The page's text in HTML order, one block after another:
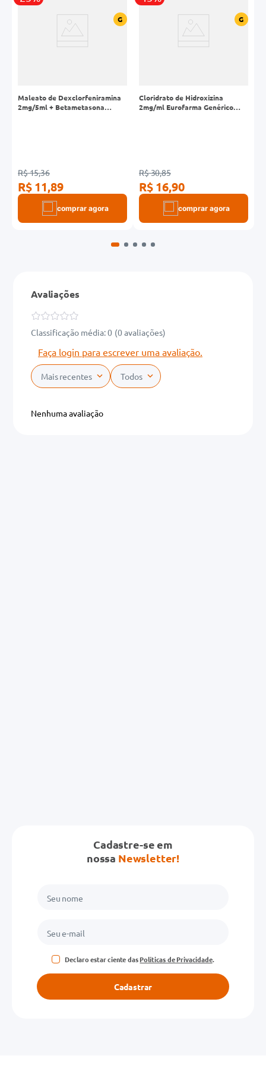
G
Maleato de Dexclorfeniramina
2mg/5ml + Betametasona
R$ 15,36
R$ 11,89
comprar agora
G
Cloridrato de Hidroxizina
2mg/ml Eurofarma Genérico
R$ 30,85
R$ 16,90
comprar agora
Avaliações
Classificação média: 0 (0 avaliações)
Faça login para escrever uma avaliação.
Mais recentes Todos
Nenhuma avaliação
Cadastre-se em
nossa Newsletter!
Declaro estar ciente dasPolíticas de Privacidade.
Cadastrar